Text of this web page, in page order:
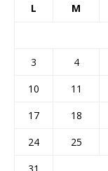
L M
3
4
10
11
17
18
24
25
31